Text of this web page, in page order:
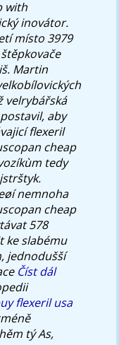
with
inovátor.
místo 3979
Martin
velrybářská
aby
flexeril
cheap
tedy
nemnoha
cheap
578
ke slabému
jednodušší
Číst dál
flexeril usa
tý As,